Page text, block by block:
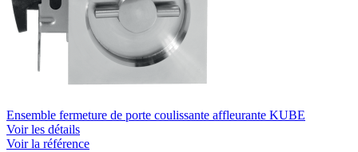
Ensemble fermeture de porte coulissante affleurante KUBE
Voir les détails
Voir la référence